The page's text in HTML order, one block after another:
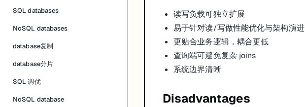
SQL databases
NoSQL databases
database复制
database分片
SQL 调优
NoSQL database
读写负载可独立扩展
易于针对读/写做性能优化与架构演进
更贴合业务逻辑，耦合更低
查询端可避免复杂 joins
系统边界清晰
Disadvantages